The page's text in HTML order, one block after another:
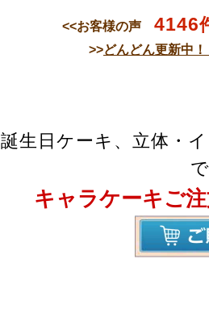
<<お客様の声 4146
>>どんどん更新中
誕生日ケーキ、立体・
キャラケーキご